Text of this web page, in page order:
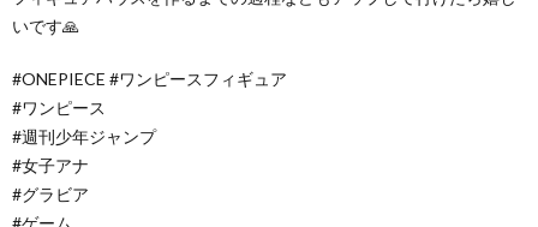
いです🙏
#ONEPIECE #ワンピースフィギュア
#ワンピース
#週刊少年ジャンプ
#女子アナ
#グラビア
#ゲーム